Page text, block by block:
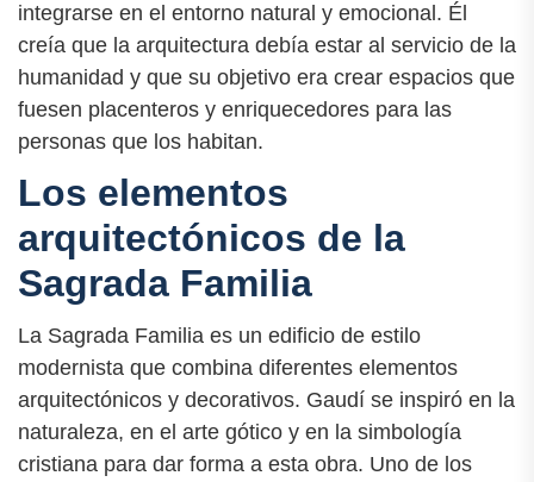
integrarse en el entorno natural y emocional. Él
creía que la arquitectura debía estar al servicio de la
humanidad y que su objetivo era crear espacios que
fuesen placenteros y enriquecedores para las
personas que los habitan.
Los elementos
arquitectónicos de la
Sagrada Familia
La Sagrada Familia es un edificio de estilo
modernista que combina diferentes elementos
arquitectónicos y decorativos. Gaudí se inspiró en la
naturaleza, en el arte gótico y en la simbología
cristiana para dar forma a esta obra. Uno de los